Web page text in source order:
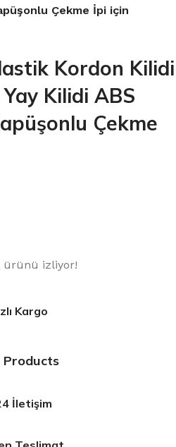
Çekme İpi için
Kordon Kilidi
Kilidi ABS
Çekme
ürünü izliyor!
Kargo
Products
İletişim